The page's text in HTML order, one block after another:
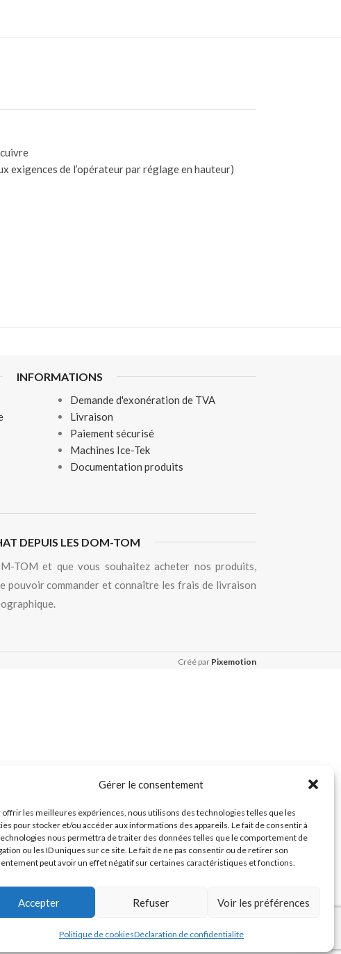
Gérer le consentement
offrir les meilleures expériences, nous utilisons des technologies telles que les
pour stocker et/ou accéder aux informations des appareils. Le fait de consentir à
nous permettra de traiter des données telles que le comportement de
ou les ID uniques sur ce site. Le fait de ne pas consentir ou de retirer son
peut avoir un effet négatif sur certaines caractéristiques et fonctions.
Accepter Refuser Voir les préférences
Politique de cookiesDéclaration de confidentialité
exigences de l’opérateur par réglage en hauteur)
INFORMATIONS
Demande d'exonération de TVA
Livraison
Paiement sécurisé
Machines Ice-Tek
Documentation produits
DEPUIS LES DOM-TOM
TOM et que vous souhaitez acheter nos produits,
pouvoir commander et connaître les frais de livraison
Créé par Pixemotion